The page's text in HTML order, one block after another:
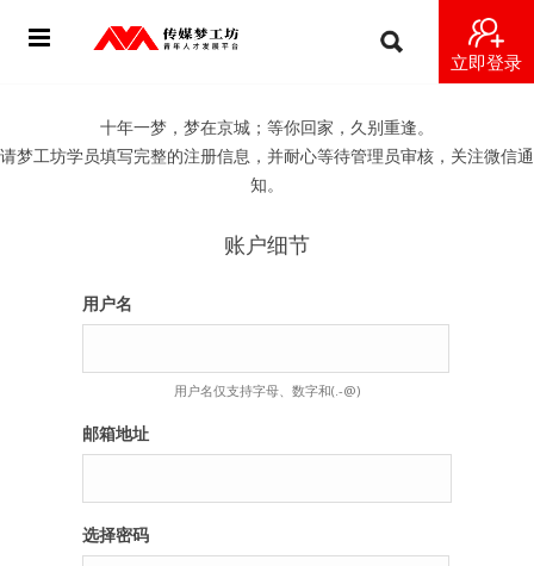
立即登录
纪录片2 青年人不同活法
十年一梦，梦在京城；等你回家，久别重逢。
请梦工坊学员填写完整的注册信息，并耐心等待管理员审核，关注微信通
知。
账户细节
用户名
用户名仅支持字母、数字和(.-@)
邮箱地址
选择密码